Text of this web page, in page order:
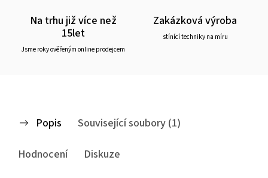
Na trhu již více než
15let
Jsme roky ověřeným online prodejcem
Zakázková výroba
stínící techniky na míru
Popis
Související soubory (1)
Hodnocení
Diskuze